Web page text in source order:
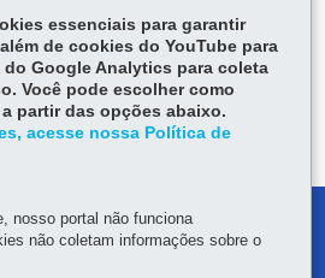
Fa
ce
bo
ok
Tw
itt
er
W
ha
ts
Ap
p
Imprimir Baixar
essenciais para garantir
de cookies do YouTube para
Google Analytics para coleta
Você pode escolher como
partir das opções abaixo.
acesse nossa Política de
nosso portal não funciona
não coletam informações sobre o